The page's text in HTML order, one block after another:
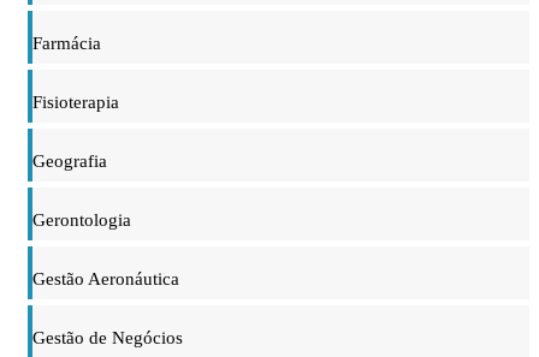
Farmácia
Fisioterapia
Geografia
Gerontologia
Gestão Aeronáutica
Gestão de Negócios